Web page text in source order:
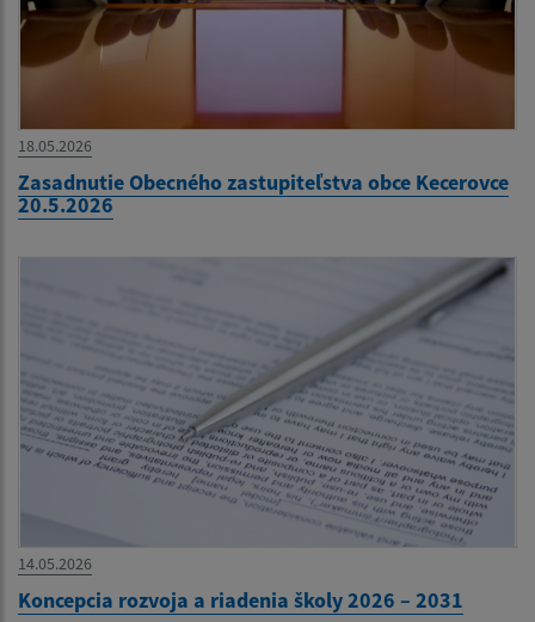
18.05.2026
Zasadnutie Obecného zastupiteľstva obce Kecerovce
20.5.2026
14.05.2026
Koncepcia rozvoja a riadenia školy 2026 – 2031